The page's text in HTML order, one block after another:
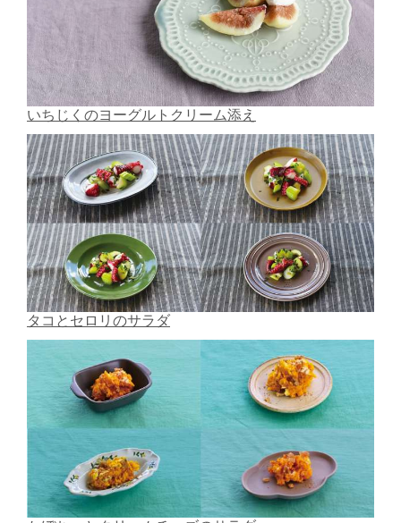
いちじくのヨーグルトクリーム添え
タコとセロリのサラダ